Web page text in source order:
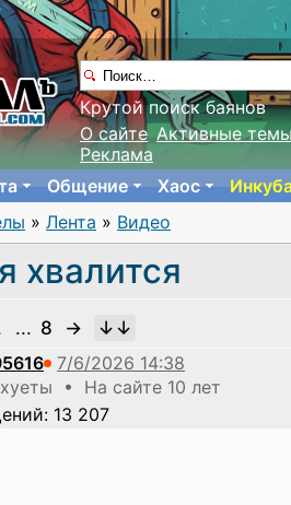
Крутой поиск баянов
О сайте Активные
Реклама
Общение Хаос
» Лента » Видео
хвалится
... 8
→
• На сайте 10 лет
13 207